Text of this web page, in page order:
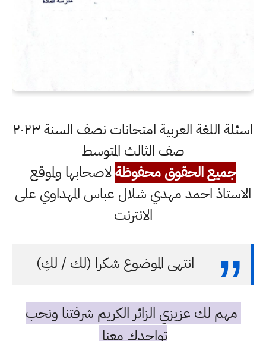
اسئلة اللغة العربية امتحانات نصف السنة ٢٠٢٣
صف الثالث المتوسط
جميع الحقوق محفوظةلاصحابها ولموقع
الاستاذ احمد مهدي شلال عباس المهداوي على
الانترنت
انتهى الموضوع شكرا (لك / لكِ)
مهم لك عزيزي الزائر الكريم شرفتنا ونحب
تواجدك معنا